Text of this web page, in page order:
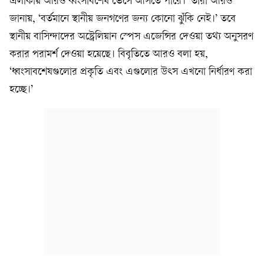
জানায়, ‘বর্তমানে স্থানীয় জনগণের জন্য কোনো ঝুঁকি নেই।’ তবে
স্থানীয় বাসিন্দাদের অস্ট্রেলিয়ান স্পেস এজেন্সির দেওয়া তথ্য অনুসরণ
করার পরামর্শ দেওয়া হয়েছে। বিবৃতিতে আরও বলা হয়,
‘ধ্বংসাবশেষগুলোর প্রকৃতি এবং এগুলোর উৎস এখনো নির্ধারণ করা
হচ্ছে।’